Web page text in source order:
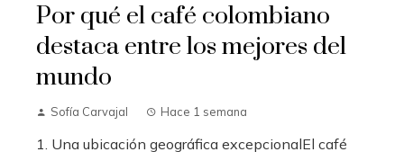
Por qué el café colombiano
destaca entre los mejores del
mundo
Sofía Carvajal Hace 1 semana
1. Una ubicación geográfica excepcionalEl café